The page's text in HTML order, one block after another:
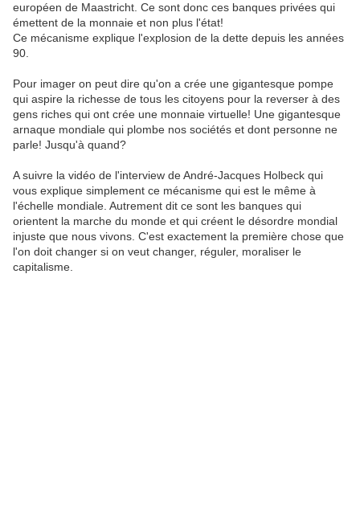
européen de Maastricht. Ce sont donc ces banques privées qui
émettent de la monnaie et non plus l'état!
Ce mécanisme explique l'explosion de la dette depuis les années
90.
Pour imager on peut dire qu'on a crée une gigantesque pompe
qui aspire la richesse de tous les citoyens pour la reverser à des
gens riches qui ont crée une monnaie virtuelle! Une gigantesque
arnaque mondiale qui plombe nos sociétés et dont personne ne
parle! Jusqu'à quand?
A suivre la vidéo de l'interview de André-Jacques Holbeck qui
vous explique simplement ce mécanisme qui est le même à
l'échelle mondiale. Autrement dit ce sont les banques qui
orientent la marche du monde et qui créent le désordre mondial
injuste que nous vivons. C'est exactement la première chose que
l'on doit changer si on veut changer, réguler, moraliser le
capitalisme.